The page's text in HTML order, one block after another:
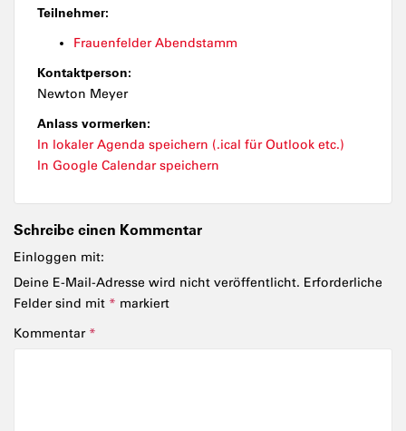
Teilnehmer:
Frauenfelder Abendstamm
Kontaktperson:
Newton Meyer
Anlass vormerken:
In lokaler Agenda speichern (.ical für Outlook etc.)
In Google Calendar speichern
Schreibe einen Kommentar
Einloggen mit:
Deine E-Mail-Adresse wird nicht veröffentlicht. Erforderliche
Felder sind mit * markiert
Kommentar *